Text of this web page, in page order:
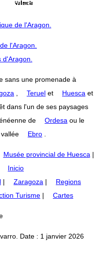
de l'Aragon.
l'Aragon.
sans une promenade à
Teruel et Huesca et
dans l'un de ses paysages
de
Ordesa ou le
Ebro
Musée provincial de Huesca |
Inicio
| Zaragoza |
Regions
Turisme | Cartes
Date : 1 janvier 2026